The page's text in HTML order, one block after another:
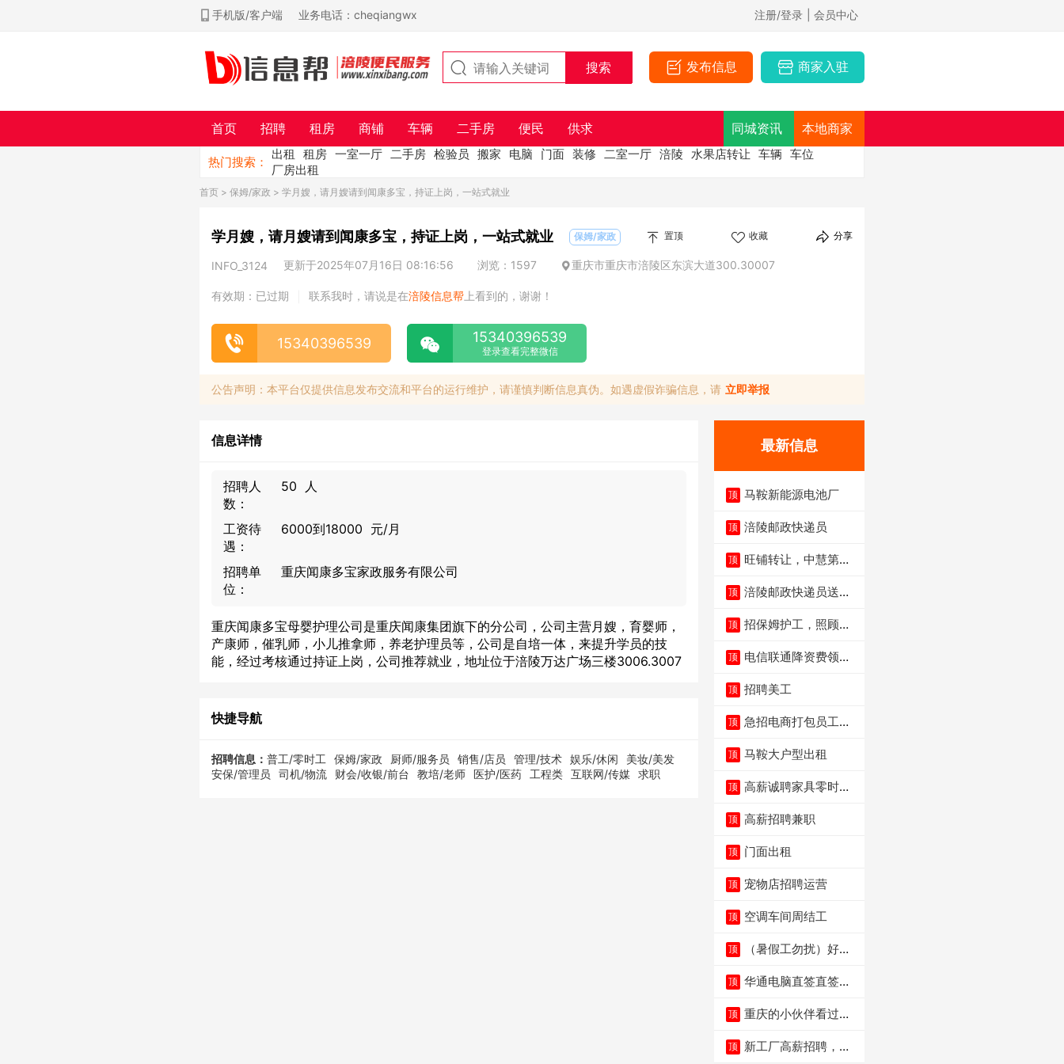
手机版/客户端 业务电话：cheqiangwx 注册/登录 | 会员中心
发布信息 商家入驻
首页 招聘 租房 商铺 车辆 二手房 便民 供求 同城资讯 本地商家
热门搜索：
出租 租房 一室一厅 二手房 检验员 搬家 电脑 门面 装修 二室一厅 涪陵 水果店转让 车辆 车位
厂房出租
首页 > 保姆/家政 > 学月嫂，请月嫂请到闻康多宝，持证上岗，一站式就业
学月嫂，请月嫂请到闻康多宝，持证上岗，一站式就业 保姆/家政 置顶 收藏 分享
INFO_3124 更新于2025年07月16日 08:16:56 浏览：1597 重庆市重庆市涪陵区东滨大道300.30007
有效期：已过期 联系我时，请说是在涪陵信息帮 上看到的，谢谢！
15340396539 15340396539
登录查看完整微信
公告声明：本平台仅提供信息发布交流和平台的运行维护，请谨慎判断信息真伪。如遇虚假诈骗信息，请 立即举报
信息详情
招聘人
数：
50 人
工资待
遇：
6000到18000 元/月
招聘单
位：
重庆闻康多宝家政服务有限公司
重庆闻康多宝母婴护理公司是重庆闻康集团旗下的分公司，公司主营月嫂，育婴师，
产康师，催乳师，小儿推拿师，养老护理员等，公司是自培一体，来提升学员的技
能，经过考核通过持证上岗，公司推荐就业，地址位于涪陵万达广场三楼3006.3007
快捷导航
招聘信息： 普工/零时工 保姆/家政 厨师/服务员 销售/店员 管理/技术 娱乐/休闲
美妆/美发
安保/管理员
司机/物流 财会/收银/前台 教培/老师 医护/医药 工程类 互联网/传媒 求职
最新信息
顶 马鞍新能源电池厂
顶 涪陵邮政快递员
顶 旺铺转让，中慧第一
顶 涪陵邮政快递员送货
顶 招保姆护工，照顾病
顶 电信联通降资费领价
顶 招聘美工
顶 急招电商打包员工作
顶 马鞍大户型出租
顶 高薪诚聘家具零时促
顶 高薪招聘兼职
顶 门面出租
顶 宠物店招聘运营
顶 空调车间周结工
顶
（暑假工勿扰）好想
顶 华通电脑直签直签直
顶 重庆的小伙伴看过
本
顶 新工厂高薪招聘，普